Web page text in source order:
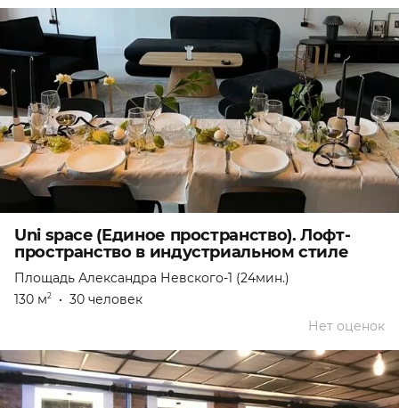
Uni space (Единое пространство). Лофт-
пространство в индустриальном стиле
Площадь Александра Невского-1 (24мин.)
130 м2 • 30 человек
Нет оценок